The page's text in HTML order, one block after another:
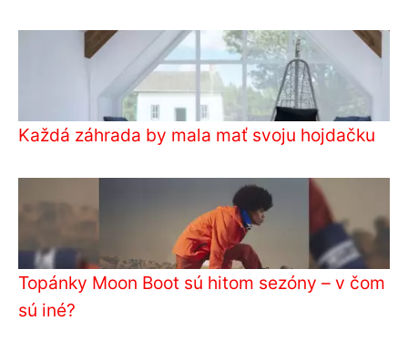
Každá záhrada by mala mať svoju hojdačku
Topánky Moon Boot sú hitom sezóny – v čom
sú iné?